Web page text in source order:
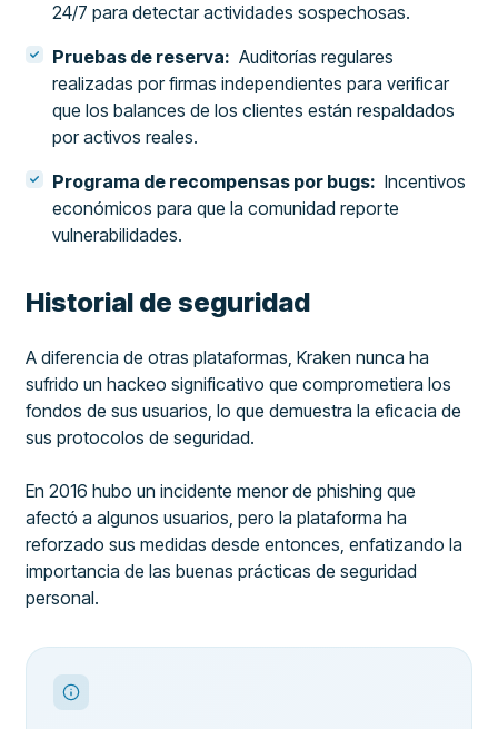
24/7 para detectar actividades sospechosas.
Pruebas de reserva: Auditorías regulares
realizadas por firmas independientes para verificar
que los balances de los clientes están respaldados
por activos reales.
Programa de recompensas por bugs: Incentivos
económicos para que la comunidad reporte
vulnerabilidades.
Historial de seguridad
A diferencia de otras plataformas, Kraken nunca ha
sufrido un hackeo significativo que comprometiera los
fondos de sus usuarios, lo que demuestra la eficacia de
sus protocolos de seguridad.
En 2016 hubo un incidente menor de phishing que
afectó a algunos usuarios, pero la plataforma ha
reforzado sus medidas desde entonces, enfatizando la
importancia de las buenas prácticas de seguridad
personal.